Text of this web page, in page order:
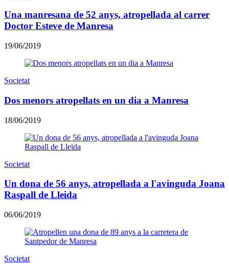
Una manresana de 52 anys, atropellada al carrer
Doctor Esteve de Manresa
19/06/2019
Societat
Dos menors atropellats en un dia a Manresa
18/06/2019
Societat
Un dona de 56 anys, atropellada a l'avinguda Joana
Raspall de Lleida
06/06/2019
Societat